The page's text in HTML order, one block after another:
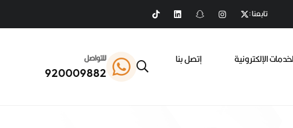
تابعنا :
الإلكترونية
إتصل بنا
للتواصل
920009882